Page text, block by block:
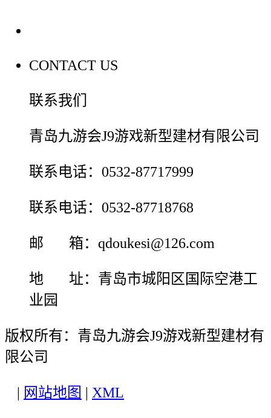
CONTACT US
联系我们
青岛九游会J9游戏新型建材有限公司
联系电话：0532-87717999
联系电话：0532-87718768
邮 箱：qdoukesi@126.com
地 址：青岛市城阳区国际空港工
业园
版权所有：青岛九游会J9游戏新型建材有
限公司
网站地图 XML